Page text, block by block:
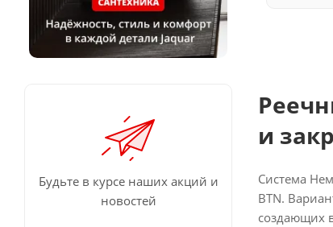
и
Система
BTN.
создающих
Будьте в курсе наших акций и
новостей